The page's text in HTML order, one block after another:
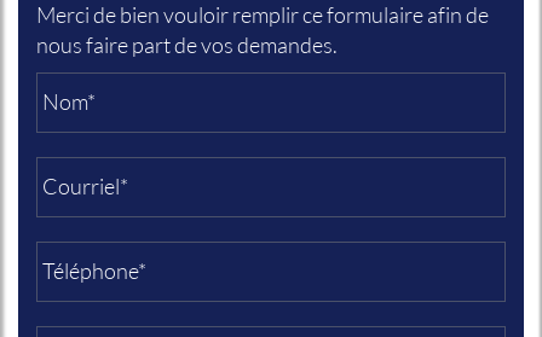
Merci de bien vouloir remplir ce formulaire afin de
nous faire part de vos demandes.